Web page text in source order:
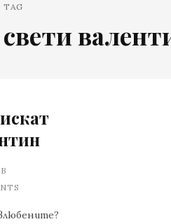
TAG
свети